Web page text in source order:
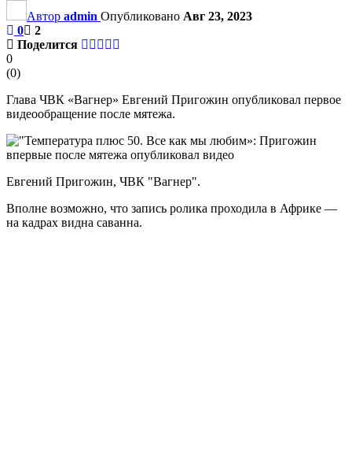
Автор admin Опубликовано Авг 23, 2023
0
2
Поделится
0
(0)
Глава ЧВК «Вагнер» Евгений Пригожин опубликовал первое
видеообращение после мятежа.
Евгений Пригожин, ЧВК "Вагнер".
Вполне возможно, что запись ролика проходила в Африке —
на кадрах видна саванна.